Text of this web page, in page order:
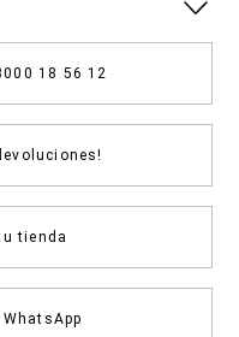
18 56 12
tienda